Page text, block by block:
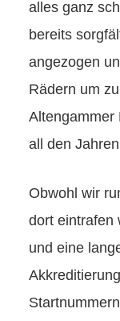
alles ganz
bereits
angezogen
Rädern um
Altengammer
all den
Obwohl wir
dort eintrafen
und eine